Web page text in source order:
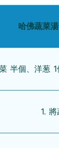
哈佛蔬菜
半個、洋葱
1.